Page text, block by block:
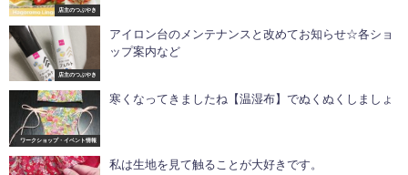
店主のつぶやき
店主のつぶやき
アイロン台のメンテナンスと改めてお知らせ☆各ショ
ップ案内など
ワークショップ・イベント情報
寒くなってきましたね【温湿布】でぬくぬくしましょ
私は生地を見て触ることが大好きです。